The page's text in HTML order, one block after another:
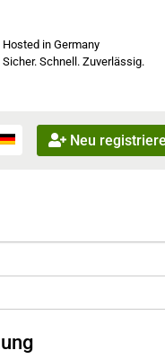
Hosted in Germany
Sicher. Schnell. Zuverlässig.
Neu